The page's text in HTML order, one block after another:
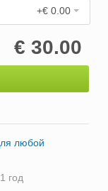
+€ 0.00
€ 30.00
любой
год